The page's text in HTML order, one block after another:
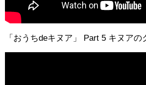
「おうちdeキヌア」 Part 5 キヌア